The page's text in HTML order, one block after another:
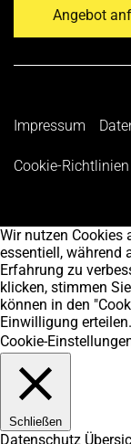
Angebot
Impressum
Cookie-Richtlinien
Wir nutzen Cookies
essentiell, während
Erfahrung zu
klicken, stimmen
können in den
Einwilligung erteilen.
Cookie-
Schließen
Datenschutz